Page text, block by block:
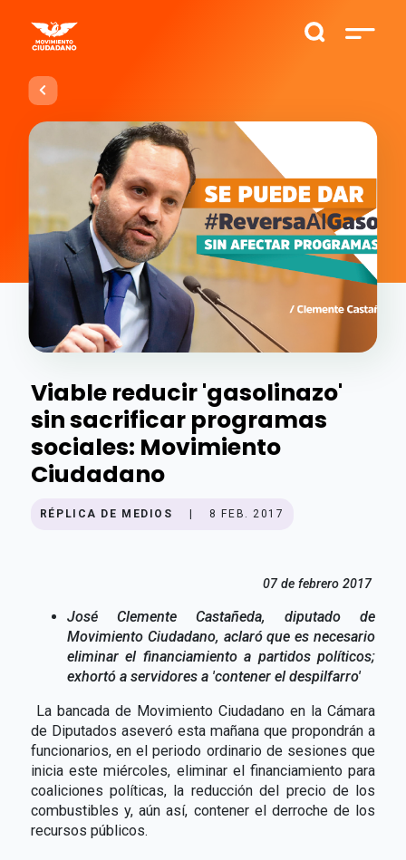
Viable reducir 'gasolinazo'
sin sacrificar programas
sociales: Movimiento
Ciudadano
RÉPLICA DE MEDIOS 8 FEB. 2017
07 de febrero 2017
José Clemente Castañeda, diputado de
Movimiento Ciudadano, aclaró que es necesario
eliminar el financiamiento a partidos políticos;
exhortó a servidores a 'contener el despilfarro'
La bancada de Movimiento Ciudadano en la Cámara
de Diputados aseveró esta mañana que propondrán a
funcionarios, en el periodo ordinario de sesiones que
inicia este miércoles, eliminar el financiamiento para
coaliciones políticas, la reducción del precio de los
combustibles y, aún así, contener el derroche de los
recursos públicos.